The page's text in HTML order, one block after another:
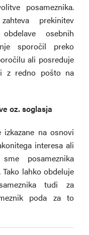
posameznika.
prekinitev
osebnih
sporočil preko
ali posreduje
z redno pošto na
oz. soglasja
na osnovi
interesa ali
posameznika
lahko obdeluje
tudi za
poda za to